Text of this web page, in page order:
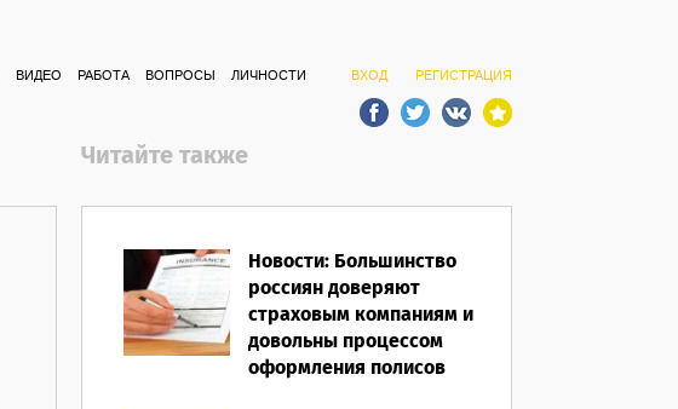
ВХОД РЕГИСТРАЦИЯ
ВИДЕО РАБОТА ВОПРОСЫ ЛИЧНОСТИ
Читайте также
Новости: Большинство
россиян доверяют
страховым компаниям и
довольны процессом
оформления полисов